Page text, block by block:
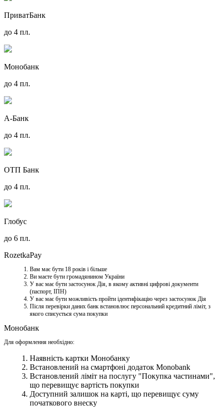
ПриватБанк
до 4 пл.
Монобанк
до 4 пл.
А-Банк
до 4 пл.
ОТП Банк
до 4 пл.
Глобус
до 6 пл.
RozetkaPay
Вам має бути 18 років і більше
Ви маєте бути громадянином України
У вас має бути застосунок Дія, в якому активні цифрові документи
(паспорт, ІПН)
У вас має бути можливість пройти ідентифікацію через застосунок Дія
Після перевірки даних банк встановлює персональний кредитний ліміт, з
якого списується сума покупки
Монобанк
Для оформлення необхідно:
Наявність картки Монобанку
Встановлений на смартфоні додаток Monobank
Встановлений ліміт на послугу "Покупка частинами",
що перевищує вартість покупки
Доступний залишок на карті, що перевищує суму
початкового внеску